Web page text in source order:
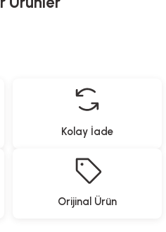
- 50 Watt
Kolay İade
Orijinal Ürün